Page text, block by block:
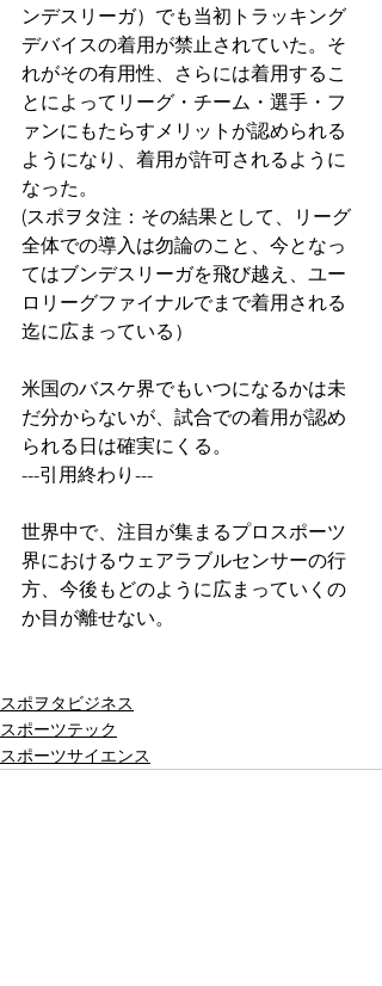
ンデスリーガ）でも当初トラッキング
デバイスの着用が禁止されていた。そ
れがその有用性、さらには着用するこ
とによってリーグ・チーム・選手・フ
ァンにもたらすメリットが認められる
ようになり、着用が許可されるように
なった。
(スポヲタ注：その結果として、リーグ
全体での導入は勿論のこと、今となっ
てはブンデスリーガを飛び越え、ユー
ロリーグファイナルでまで着用される
迄に広まっている）
米国のバスケ界でもいつになるかは未
だ分からないが、試合での着用が認め
られる日は確実にくる。
---引用終わり---
世界中で、注目が集まるプロスポーツ
界におけるウェアラブルセンサーの行
方、今後もどのように広まっていくの
か目が離せない。
スポヲタビジネス
スポーツテック
スポーツサイエンス